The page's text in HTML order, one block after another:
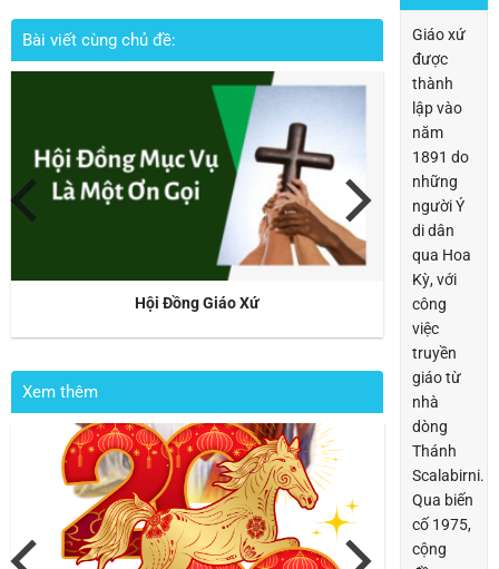
Bài viết cùng chủ đề:
Hội Đồng Giáo Xứ
Xem thêm
Giáo xứ
được
thành
lập vào
năm
1891 do
những
người Ý
di dân
qua Hoa
Kỳ, với
công
việc
truyền
giáo từ
nhà
dòng
Thánh
Scalabirni.
Qua biến
cố 1975,
cộng